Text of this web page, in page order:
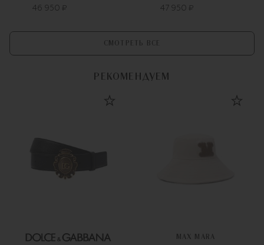
46 950 ₽
47 950 ₽
СМОТРЕТЬ ВСЕ
РЕКОМЕНДУЕМ
MAX MARA